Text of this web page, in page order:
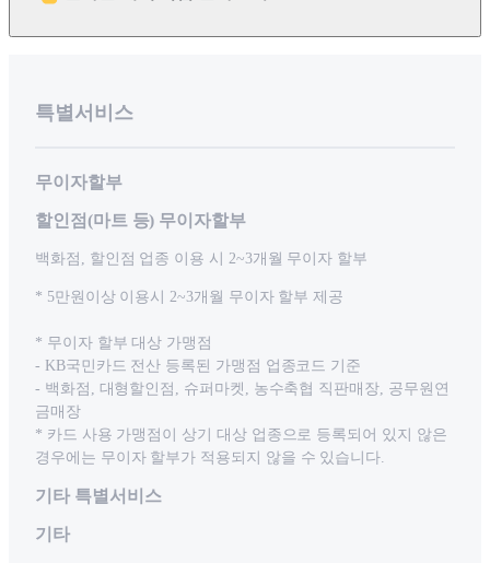
특별서비스
무이자할부
할인점(마트 등) 무이자할부
백화점, 할인점 업종 이용 시 2~3개월 무이자 할부
* 5만원이상 이용시 2~3개월 무이자 할부 제공
* 무이자 할부 대상 가맹점
- KB국민카드 전산 등록된 가맹점 업종코드 기준
- 백화점, 대형할인점, 슈퍼마켓, 농수축협 직판매장, 공무원연
금매장
* 카드 사용 가맹점이 상기 대상 업종으로 등록되어 있지 않은
경우에는 무이자 할부가 적용되지 않을 수 있습니다.
기타 특별서비스
기타